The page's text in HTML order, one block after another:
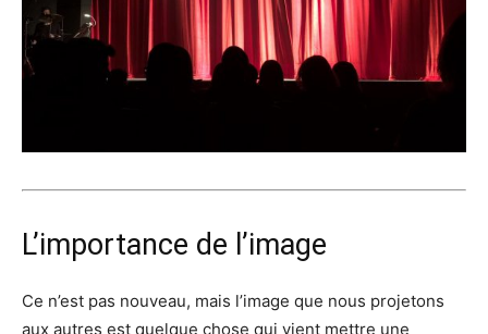
L’importance de l’image
Ce n’est pas nouveau, mais l’image que nous projetons
aux autres est quelque chose qui vient mettre une